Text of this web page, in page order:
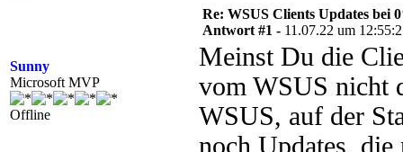
Sunny
Microsoft MVP
Offline
Re: WSUS Clients Updates bei
Antwort #1 - 11.07.22 um
Meinst Du die
vom WSUS nicht
WSUS, auf der
noch Updates,